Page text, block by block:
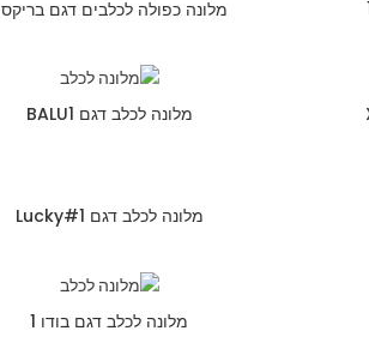
מלונה כפולה לכלבים דגם בריקס 1
מלונה לכלב דגם BALU1
מלונה לכלב דגם Lucky#1
מלונה לכלב דגם בודו 1